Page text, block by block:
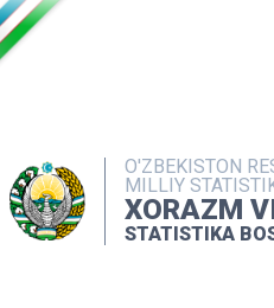
O'ZBEKISTON
MILLIY
XORAZM
STATISTIKA
INTERAKTIV